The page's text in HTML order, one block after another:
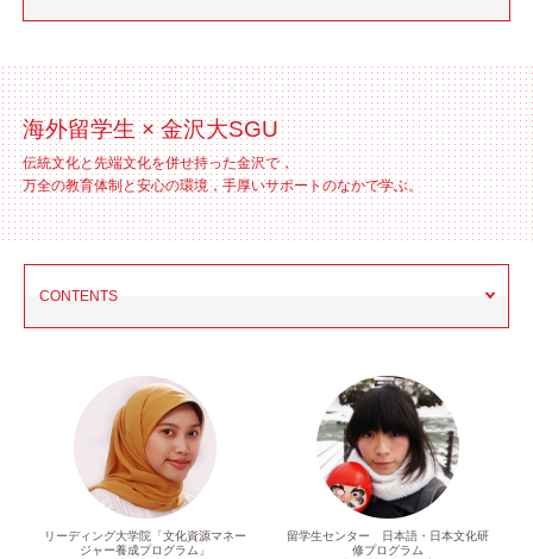
海外留学生 × 金沢大SGU
伝統文化と先端文化を併せ持った金沢で，
万全の教育体制と安心の環境，手厚いサポートのなかで学ぶ。
CONTENTS
リーディング大学院「文化資源マネー
ジャー養成プログラム」
留学生センター 日本語・日本文化研
修プログラム